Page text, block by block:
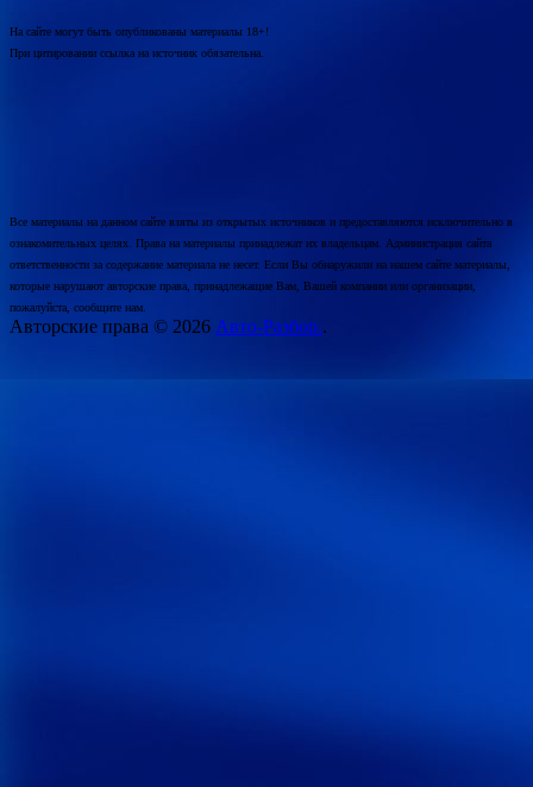
На сайте могут быть опубликованы материалы 18+!
При цитировании ссылка на источник обязательна.
Все материалы на данном сайте взяты из открытых источников и предоставляются исключительно в
ознакомительных целях. Права на материалы принадлежат их владельцам. Администрация сайта
ответственности за содержание материала не несет. Если Вы обнаружили на нашем сайте материалы,
которые нарушают авторские права, принадлежащие Вам, Вашей компании или организации,
пожалуйста, сообщите нам.
Авторские права © 2026 Авто-Разбор..